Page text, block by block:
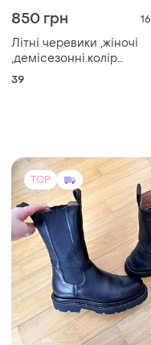
850 грн 16
Літні черевики ,жіночі
,демісезонні.колір
чорний.розмір 39 (25
39
TOP